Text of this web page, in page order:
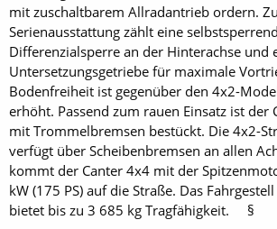
mit zuschaltbarem Allradantrieb ordern.
Serienausstattung zählt eine
Differenzialsperre an der Hinterachse und
Untersetzungsgetriebe für maximale
Bodenfreiheit ist gegenüber den 4x2-
erhöht. Passend zum rauen Einsatz ist der
mit Trommelbremsen bestückt. Die 4x2-
verfügt über Scheibenbremsen an allen
kommt der Canter 4x4 mit der
kW (175 PS) auf die Straße. Das
bietet bis zu 3 685 kg Tragfähigkeit. §